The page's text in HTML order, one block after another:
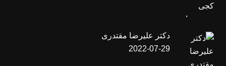
دکتر علیرضا مقتدری
2022-07-29